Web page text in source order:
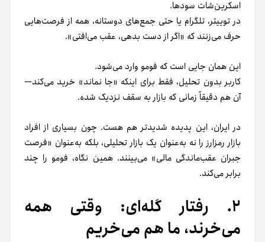
اسکرین‌شات سودها.
در توییتر، تلگرام یا حتی جمع‌های دوستانه، همه از فرصت‌هایی
حرف می‌زنند که «اگر از دست بدهی، عقب می‌افتی».
این همان جایی است که فومو وارد می‌شود.
کاربر بدون تحلیل، فقط برای اینکه «جا نماند» خرید می‌کند—
آن هم دقیقاً زمانی که بازار به سقف نزدیک شده.
در ایران، این پدیده شدیدتر هم هست. چون بسیاری از افراد
بازار رمزارز را نه به‌عنوان یک بازار تحلیلی، بلکه به‌عنوان «فرصت
جبران عقب‌ماندگی مالی» می‌بینند. همین نگاه، فومو را چند
برابر می‌کند.
۲. رفتار گله‌ای: وقتی همه
می‌خرند، ما هم می‌خریم